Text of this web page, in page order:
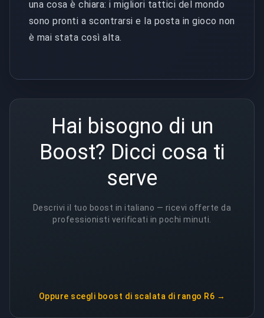
una cosa è chiara: i migliori tattici del mondo
sono pronti a scontrarsi e la posta in gioco non
è mai stata così alta.
Hai bisogno di un
Boost? Dicci cosa ti
serve
Descrivi il tuo boost in italiano — ricevi offerte da
professionisti verificati in pochi minuti.
Oppure scegli boost di scalata di rango R6 →